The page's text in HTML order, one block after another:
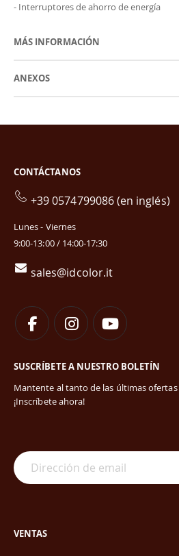
- Interruptores de ahorro de energía
MÁS INFORMACIÓN
ANEXOS
CONTÁCTANOS
+39 0574799086 (en inglés)
Lunes - Viernes
9:00-13:00 / 14:00-17:30
sales@idcolor.it
SUSCRÍBETE A NUESTRO BOLETÍN
Mantente al tanto de las últimas
¡Inscríbete ahora!
VENTAS